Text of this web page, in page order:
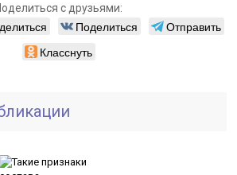
с друзьями:
Поделиться
Отправить
Класснуть